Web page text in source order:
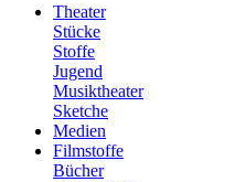
Theater
Stücke
Stoffe
Jugend
Musiktheater
Sketche
Medien
Filmstoffe
Bücher